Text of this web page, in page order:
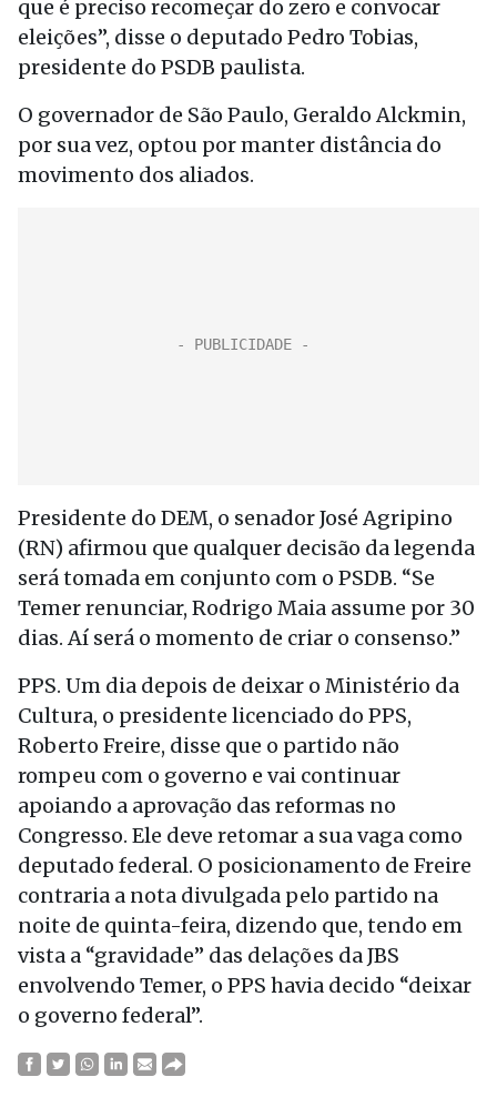
que é preciso recomeçar do zero e convocar
eleições”, disse o deputado Pedro Tobias,
presidente do PSDB paulista.
O governador de São Paulo, Geraldo Alckmin,
por sua vez, optou por manter distância do
movimento dos aliados.
Presidente do DEM, o senador José Agripino
(RN) afirmou que qualquer decisão da legenda
será tomada em conjunto com o PSDB. “Se
Temer renunciar, Rodrigo Maia assume por 30
dias. Aí será o momento de criar o consenso.”
PPS. Um dia depois de deixar o Ministério da
Cultura, o presidente licenciado do PPS,
Roberto Freire, disse que o partido não
rompeu com o governo e vai continuar
apoiando a aprovação das reformas no
Congresso. Ele deve retomar a sua vaga como
deputado federal. O posicionamento de Freire
contraria a nota divulgada pelo partido na
noite de quinta-feira, dizendo que, tendo em
vista a “gravidade” das delações da JBS
envolvendo Temer, o PPS havia decido “deixar
o governo federal”.